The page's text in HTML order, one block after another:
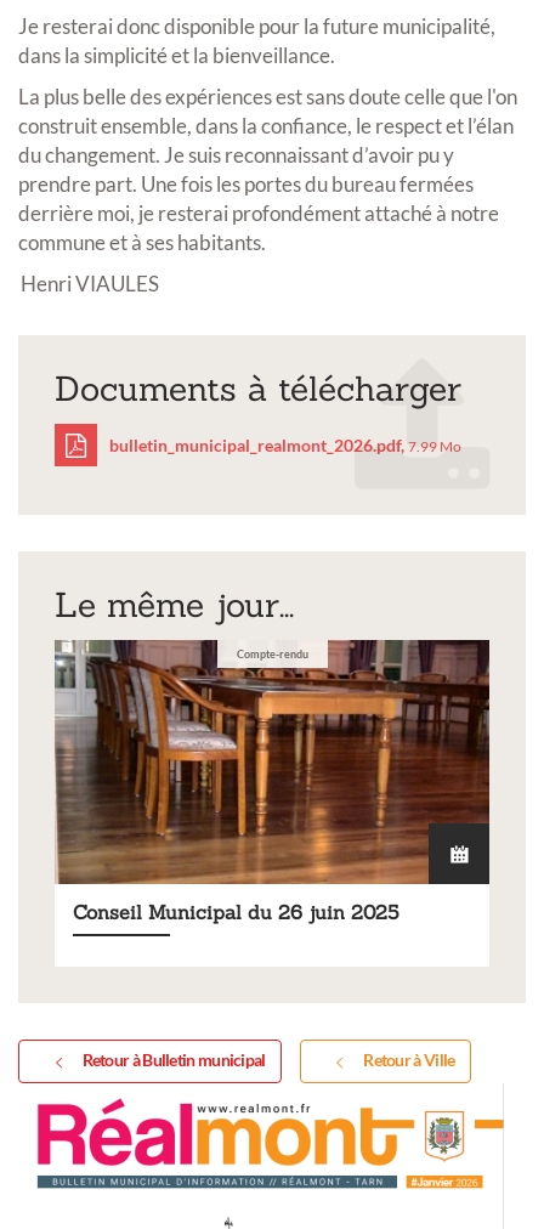
Je resterai donc disponible pour la future municipalité,
dans la simplicité et la bienveillance.
La plus belle des expériences est sans doute celle que l'on
construit ensemble, dans la confiance, le respect et l’élan
du changement. Je suis reconnaissant d’avoir pu y
prendre part. Une fois les portes du bureau fermées
derrière moi, je resterai profondément attaché à notre
commune et à ses habitants.
Henri VIAULES
Documents à télécharger
bulletin_municipal_realmont_2026.pdf, 7.99 Mo
Le même jour...
Compte-rendu
Conseil Municipal du 26 juin 2025
Retour à Bulletin municipal Retour à Ville